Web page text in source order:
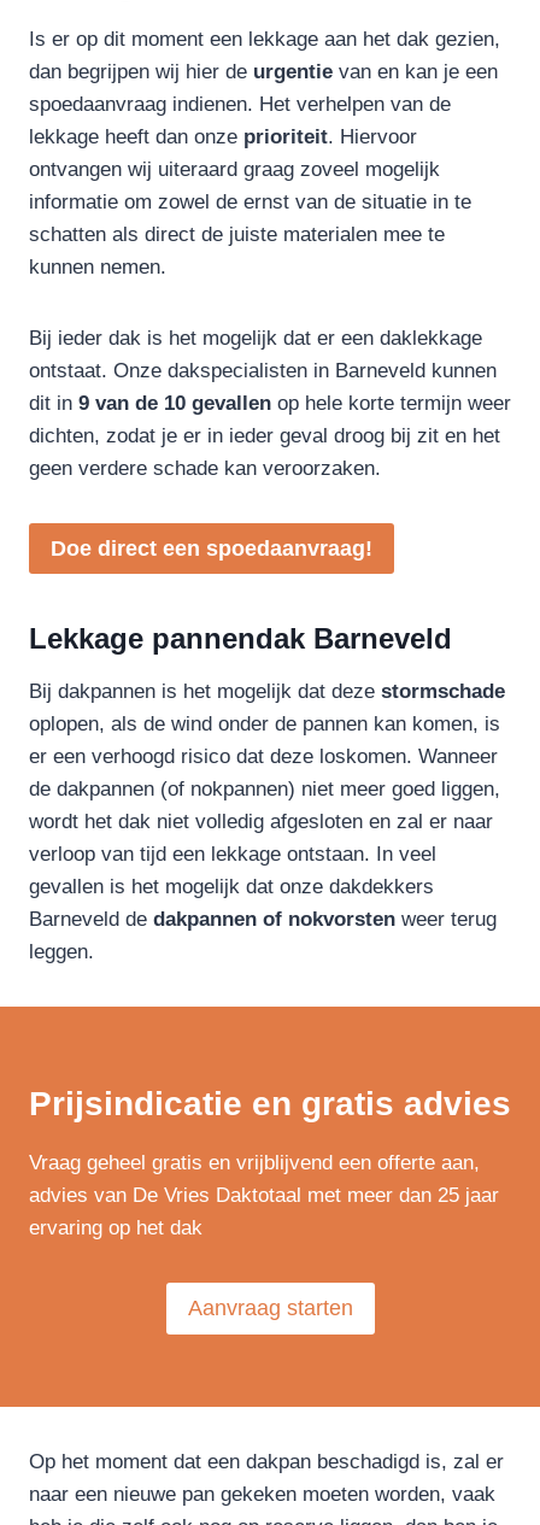
Is er op dit moment een lekkage aan het dak gezien,
dan begrijpen wij hier de urgentie van en kan je een
spoedaanvraag indienen. Het verhelpen van de
lekkage heeft dan onze prioriteit. Hiervoor
ontvangen wij uiteraard graag zoveel mogelijk
informatie om zowel de ernst van de situatie in te
schatten als direct de juiste materialen mee te
kunnen nemen.
Bij ieder dak is het mogelijk dat er een daklekkage
ontstaat. Onze dakspecialisten in Barneveld kunnen
dit in 9 van de 10 gevallen op hele korte termijn weer
dichten, zodat je er in ieder geval droog bij zit en het
geen verdere schade kan veroorzaken.
Doe direct een spoedaanvraag!
Lekkage pannendak Barneveld
Bij dakpannen is het mogelijk dat deze stormschade
oplopen, als de wind onder de pannen kan komen, is
er een verhoogd risico dat deze loskomen. Wanneer
de dakpannen (of nokpannen) niet meer goed liggen,
wordt het dak niet volledig afgesloten en zal er naar
verloop van tijd een lekkage ontstaan. In veel
gevallen is het mogelijk dat onze dakdekkers
Barneveld de dakpannen of nokvorsten weer terug
leggen.
Prijsindicatie en gratis advies
Vraag geheel gratis en vrijblijvend een offerte aan,
advies van De Vries Daktotaal met meer dan 25 jaar
ervaring op het dak
Aanvraag starten
Op het moment dat een dakpan beschadigd is, zal er
naar een nieuwe pan gekeken moeten worden, vaak